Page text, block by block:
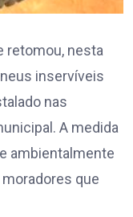
retomou, nesta
inservíveis
nas
A medida
ambientalmente
que